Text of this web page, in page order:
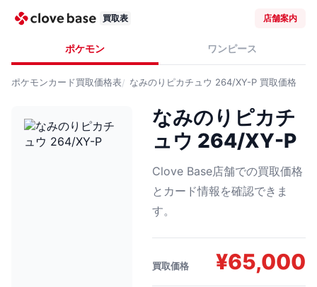
買取表 店舗案内
ポケモン ワンピース
ポケモンカード買取価格表 なみのりピカチュウ 264/XY-P 買取価格
なみのりピカチ
ュウ 264/XY-P
Clove Base店舗での買取価格
とカード情報を確認できま
す。
買取価格 ¥65,000